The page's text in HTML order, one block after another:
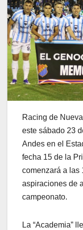
Racing de
este sábado 23
Andes en el
fecha 15 de la
comenzará a las
aspiraciones de
campeonato.
La “Academia”